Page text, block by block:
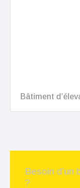
Bâtiment
Besoin
?